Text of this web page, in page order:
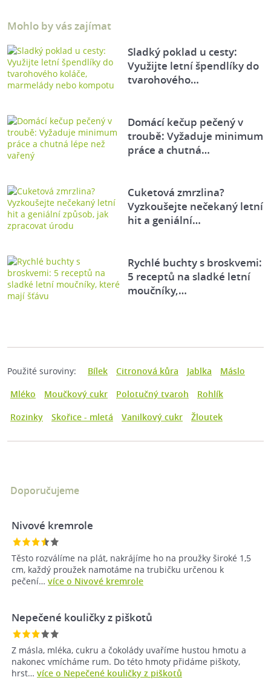
Mohlo by vás zajímat
Sladký poklad u cesty:
Využijte letní špendlíky do
tvarohového…
Domácí kečup pečený v
troubě: Vyžaduje minimum
práce a chutná…
Cuketová zmrzlina?
Vyzkoušejte nečekaný letní
hit a geniální…
Rychlé buchty s broskvemi:
5 receptů na sladké letní
moučníky,…
Použité suroviny: Bílek Citronová kůra Jablka
Máslo
Mléko
Moučkový cukr Polotučný tvaroh
Rohlík
Rozinky
Skořice - mletá Vanilkový cukr Žloutek
Doporučujeme
Nivové kremrole
Těsto rozválíme na plát, nakrájíme ho na proužky široké 1,5
cm, každý proužek namotáme na trubičku určenou k
pečení… více o Nivové kremrole
Nepečené kouličky z piškotů
Z másla, mléka, cukru a čokolády uvaříme hustou hmotu a
nakonec vmícháme rum. Do této hmoty přidáme piškoty,
hrst… více o Nepečené kouličky z piškotů